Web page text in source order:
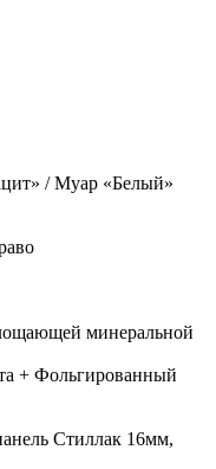
/ Муар «Белый»
минеральной
+ Фольгированный
Стиллак 16мм,